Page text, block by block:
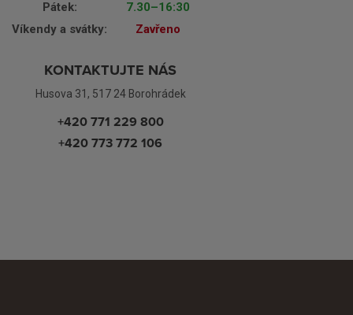
Pátek:
7.30–16:30
Víkendy a svátky:
Zavřeno
KONTAKTUJTE NÁS
Husova 31, 517 24 Borohrádek
+420 771 229 800
+420 773 772 106